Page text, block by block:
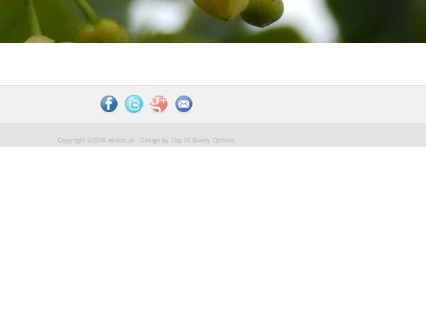
Copyright ©2026 ekolas.pl - Design by Top 10 Binary Options